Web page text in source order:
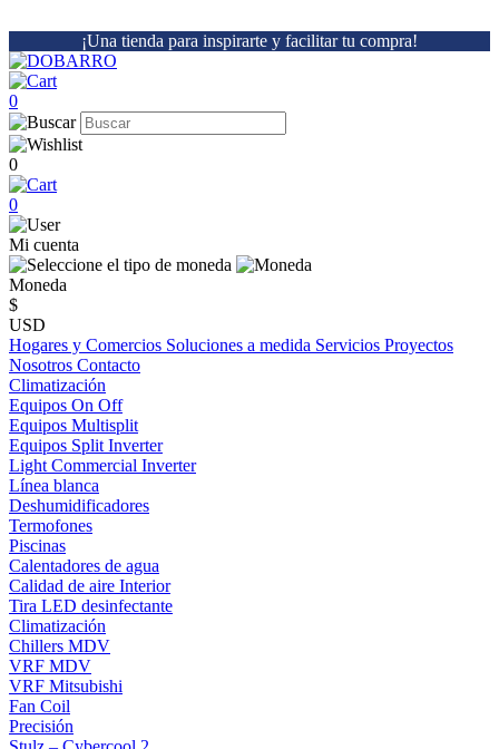
¡Una tienda para inspirarte y facilitar tu compra!
0
0
0
Mi cuenta
Moneda
$
USD
Hogares y Comercios Soluciones a medida Servicios Proyectos
Nosotros Contacto
Climatización
Equipos On Off
Equipos Multisplit
Equipos Split Inverter
Light Commercial Inverter
Línea blanca
Deshumidificadores
Termofones
Piscinas
Calentadores de agua
Calidad de aire Interior
Tira LED desinfectante
Climatización
Chillers MDV
VRF MDV
VRF Mitsubishi
Fan Coil
Precisión